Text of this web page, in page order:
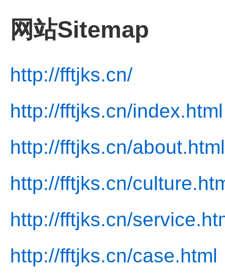
网站Sitemap
http://fftjks.cn/
http://fftjks.cn/index.html
http://fftjks.cn/about.html
http://fftjks.cn/
http://fftjks.cn/
http://fftjks.cn/case.html